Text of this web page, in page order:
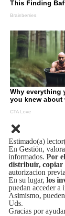
Estimado(a)
En Gestión,
informados. Por
distribuir, copiar
autorizacion
En su lugar, los
puedan acceder a
Asimismo, pueden
Uds.
Gracias por